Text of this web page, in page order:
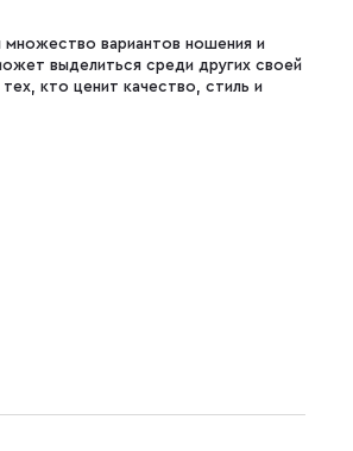
вариантов ношения и
выделиться среди других своей
кто ценит качество, стиль и